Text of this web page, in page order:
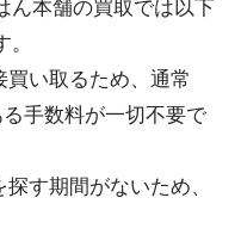
ん本舗の買取では以下
買い取るため、通常
手数料が一切不要で
探す期間がないため、